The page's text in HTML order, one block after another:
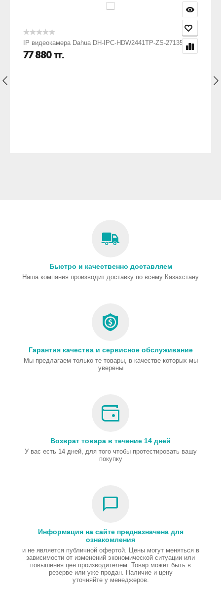
IP видеокамера Dahua DH-IPC-HDW2441TP-ZS-27135
77 880тг.
Быстро и качественно доставляем
Наша компания производит доставку по всему Казахстану
Гарантия качества и сервисное обслуживание
Мы предлагаем только те товары, в качестве которых мы
уверены
Возврат товара в течение 14 дней
У вас есть 14 дней, для того чтобы протестировать вашу
покупку
Информация на сайте предназначена для
ознакомления
и не является публичной офертой. Цены могут меняться в
зависимости от изменений экономической ситуации или
повышения цен производителем. Товар может быть в
резерве или уже продан. Наличие и цену
уточняйте у менеджеров.